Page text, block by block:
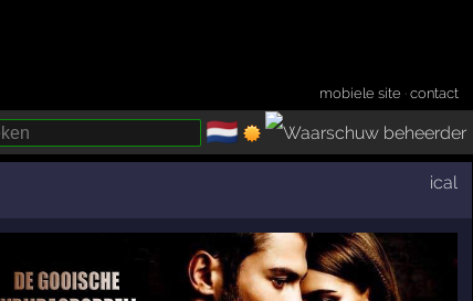
mobiele site ·contact
🇳🇱
ical